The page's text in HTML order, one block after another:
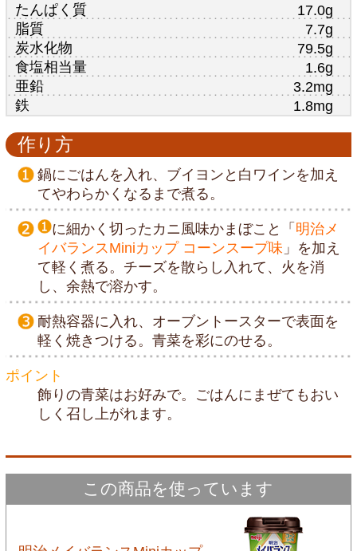
たんぱく質
17.0g
脂質
7.7g
炭水化物
79.5g
食塩相当量
1.6g
亜鉛
3.2mg
鉄
1.8mg
作り方
鍋にごはんを入れ、ブイヨンと白ワインを加え
てやわらかくなるまで煮る。
に細かく切ったカニ風味かまぼこと「 明治メ
イバランスMiniカップ コーンスープ味 」を加え
て軽く煮る。チーズを散らし入れて、火を消
し、余熱で溶かす。
耐熱容器に入れ、オーブントースターで表面を
軽く焼きつける。青菜を彩にのせる。
ポイント
飾りの青菜はお好みで。ごはんにまぜてもおい
しく召し上がれます。
この商品を使っています